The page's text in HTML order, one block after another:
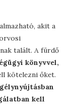
akit a
talált. A fürdő
könyvvel,
kötelezni őket.
kell